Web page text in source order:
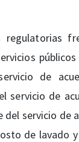
regulatorias
de
servicio de
servicio de
de lavado